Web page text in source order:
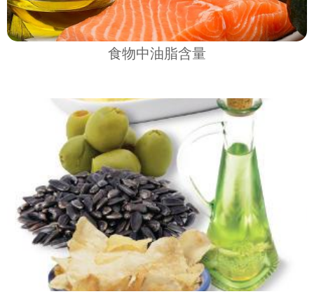
食物中油脂含量